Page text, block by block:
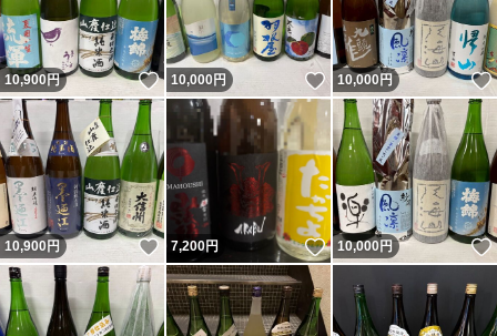
10,900円 いいね！
10,000円 いいね！
10,000円
10,900円 いいね！
7,200円 いいね！
10,000円